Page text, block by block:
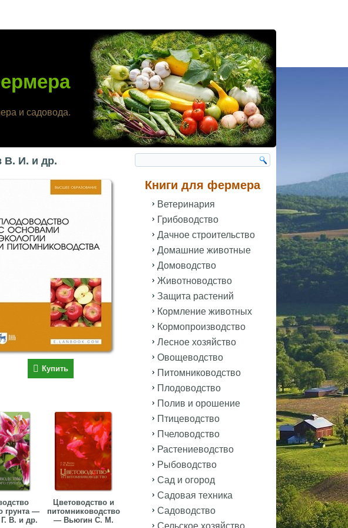
и садовода.
В. И. и др.
Купить
грунта —
В. и др.
Цветоводство и
питомниководство
— Вьюгин С. М.
Книги для фермера
Ветеринария
Грибоводство
Дачное строительство
Домашние животные
Домоводство
Животноводство
Защита растений
Кормление животных
Кормопроизводство
Лесное хозяйство
Овощеводство
Питомниководство
Плодоводство
Полив и орошение
Птицеводство
Пчеловодство
Растениеводство
Рыбоводство
Сад и огород
Садовая техника
Садоводство
Сельское хозяйство